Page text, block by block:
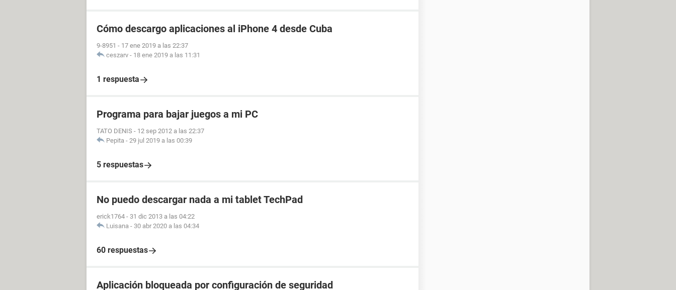
Cómo descargo aplicaciones al iPhone 4 desde Cuba
9-8951 - 17 ene 2019 a las 22:37
ceszarv - 18 ene 2019 a las 11:31
1 respuesta
Programa para bajar juegos a mi PC
TATO DENIS - 12 sep 2012 a las 22:37
Pepita - 29 jul 2019 a las 00:39
5 respuestas
No puedo descargar nada a mi tablet TechPad
erick1764 - 31 dic 2013 a las 04:22
Luisana - 30 abr 2020 a las 04:34
60 respuestas
Aplicación bloqueada por configuración de seguridad